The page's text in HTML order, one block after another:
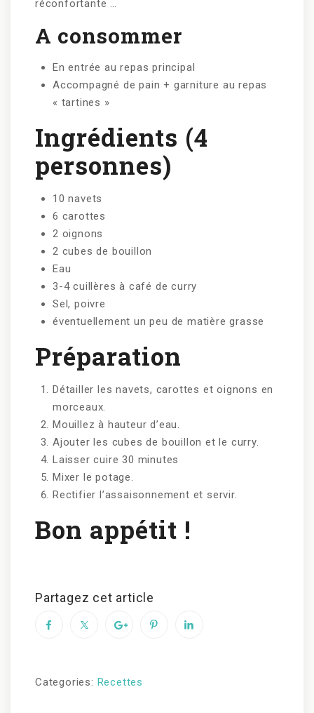
réconfortante …
A consommer
En entrée au repas principal
Accompagné de pain + garniture au repas
« tartines »
Ingrédients (4
personnes)
10 navets
6 carottes
2 oignons
2 cubes de bouillon
Eau
3-4 cuillères à café de curry
Sel, poivre
éventuellement un peu de matière grasse
Préparation
Détailler les navets, carottes et oignons en
morceaux.
Mouillez à hauteur d’eau.
Ajouter les cubes de bouillon et le curry.
Laisser cuire 30 minutes
Mixer le potage.
Rectifier l’assaisonnement et servir.
Bon appétit !
Partagez cet article
Categories: Recettes